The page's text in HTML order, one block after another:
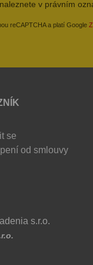
v právním
reCAPTCHA a platí Google
se
od smlouvy
s.r.o.